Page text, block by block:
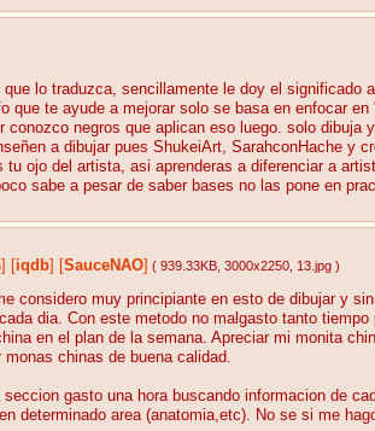
lo traduzca, sencillamente le doy el
que te ayude a mejorar solo se basa en enfocar
conozco negros que aplican eso luego. solo dibuja
a dibujar pues ShukeiArt, SarahconHache y
tu ojo del artista, asi aprenderas a diferenciar a
sabe a pesar de saber bases no las pone en
] [iqdb] [SauceNAO] ( 939.33KB , 3000x2250 , 13.jpg )
considero muy principiante en esto de dibujar y
dia. Con este metodo no malgasto tanto
en el plan de la semana. Apreciar mi monita
monas chinas de buena calidad.
seccion gasto una hora buscando informacion de
determinado area (anatomia,etc). No se si me